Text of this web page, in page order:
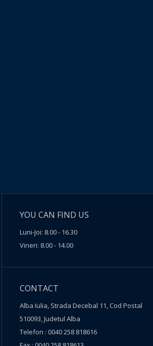
YOU CAN FIND US
Luni-Joi: 8.00 - 16.30
Vineri: 8.00 - 14.00
CONTACT
Alba Iulia, Strada Decebal 11, Cod Postal
510093, Judetul Alba
Telefon : 0040 258 818616